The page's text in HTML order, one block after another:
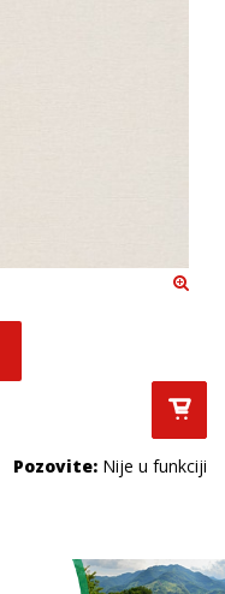
Pozovite: Nije u funkciji